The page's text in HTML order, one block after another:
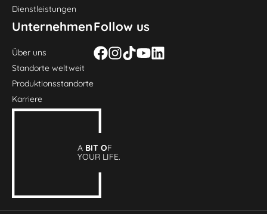
Dienstleistungen
Unternehmen
Über uns
Standorte weltweit
Produktionsstandorte
Karriere
Follow us
A BIT OF
YOUR LIFE.